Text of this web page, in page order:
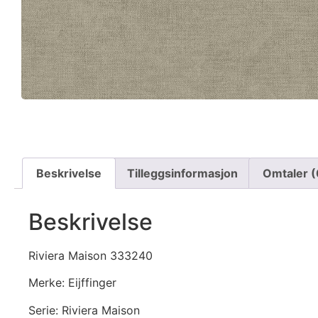
Beskrivelse Tilleggsinformasjon Omtaler
Beskrivelse
Riviera Maison 333240
Merke: Eijffinger
Serie: Riviera Maison